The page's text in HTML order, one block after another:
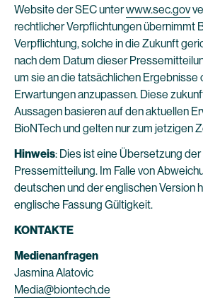
Website der SEC unterwww.sec.gov
rechtlicher Verpflichtungen übernimmt
Verpflichtung, solche in die Zukunft
nach dem Datum dieser
um sie an die tatsächlichen
Erwartungen anzupassen. Diese
Aussagen basieren auf den aktuellen
BioNTech und gelten nur zum jetzigen
Hinweis: Dies ist eine Übersetzung
Pressemitteilung. Im Falle von
deutschen und der englischen Version
englische Fassung Gültigkeit.
KONTAKTE
Medienanfragen
Jasmina Alatovic
Media@biontech.de